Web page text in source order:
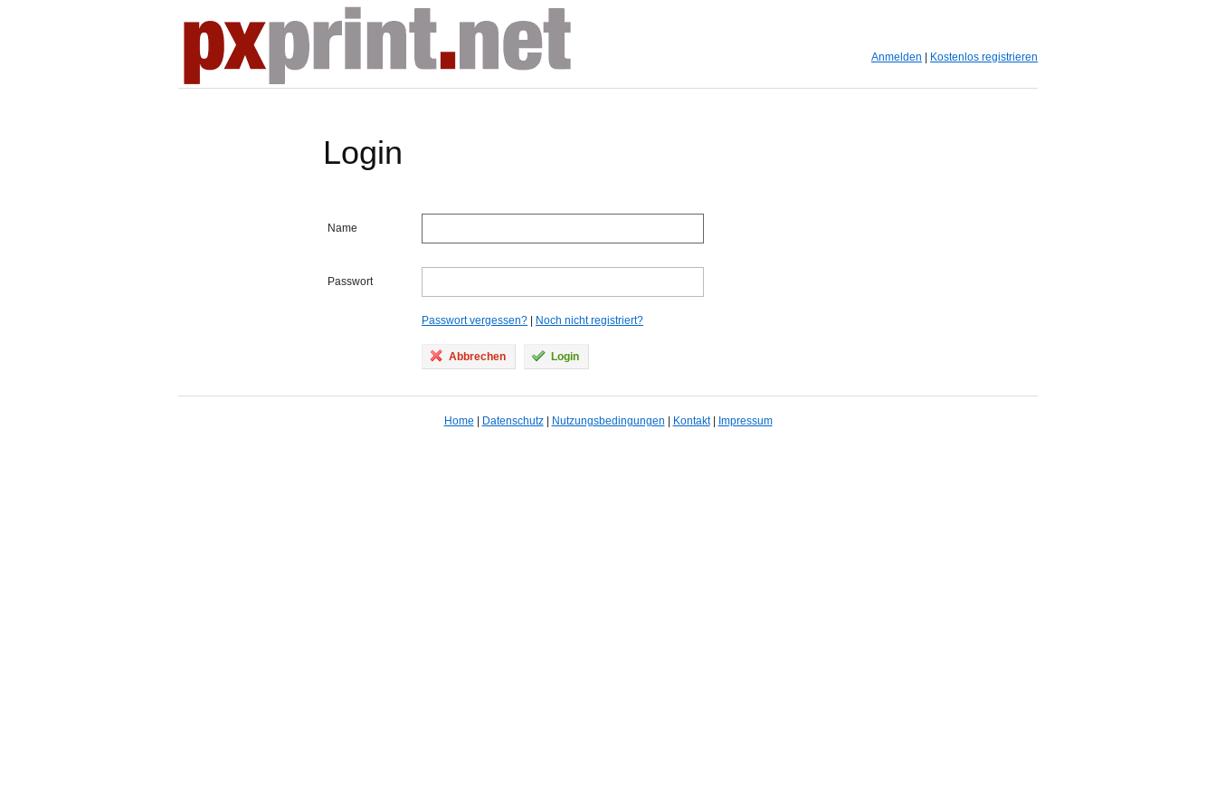
Anmelden Kostenlos registrieren
Login
Name
Passwort
Passwort vergessen? Noch nicht registriert?
Abbrechen Login
Home | Datenschutz| Nutzungsbedingungen | Kontakt| Impressum